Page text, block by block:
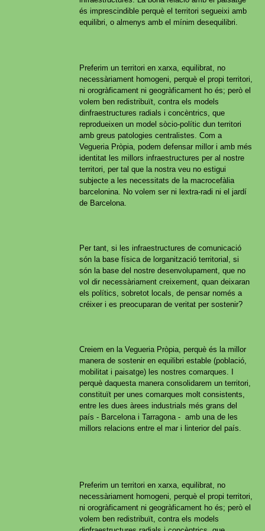
és imprescindible perquè el territori segueixi amb
equilibri, o almenys amb el mínim desequilibri.
Preferim un territori en xarxa, equilibrat, no
necessàriament homogeni, perquè el propi territori,
ni orogràficament ni geogràficament ho és; però el
volem ben redistribuït, contra els models
dinfraestructures radials i concèntrics, que
reprodueixen un model sòcio-polític dun territori
amb greus patologies centralistes. Com a
Vegueria Pròpia, podem defensar millor i amb més
identitat les millors infraestructures per al nostre
territori, per tal que la nostra veu no estigui
subjecte a les necessitats de la macrocefàlia
barcelonina. No volem ser ni lextra-radi ni el jardí
de Barcelona.
Per tant, si les infraestructures de comunicació
són la base física de lorganització territorial, si
són la base del nostre desenvolupament, que no
vol dir necessàriament creixement, quan deixaran
els polítics, sobretot locals, de pensar només a
créixer i es preocuparan de veritat per sostenir?
Creiem en la Vegueria Pròpia, perquè és la millor
manera de sostenir en equilibri estable (població,
mobilitat i paisatge) les nostres comarques. I
perquè daquesta manera consolidarem un territori,
constituït per unes comarques molt consistents,
entre les dues àrees industrials més grans del
país - Barcelona i Tarragona - amb una de les
millors relacions entre el mar i linterior del país.
Preferim un territori en xarxa, equilibrat, no
necessàriament homogeni, perquè el propi territori,
ni orogràficament ni geogràficament ho és; però el
volem ben redistribuït, contra els models